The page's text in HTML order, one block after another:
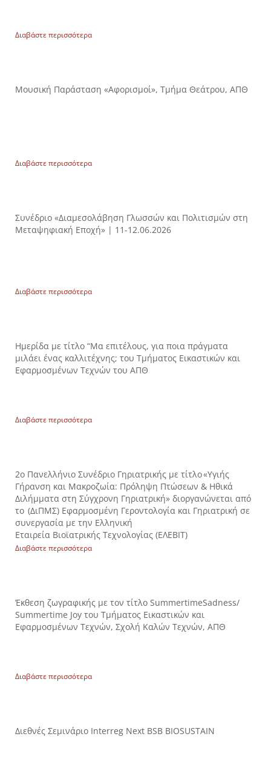
Διαβάστε περισσότερα
Μουσική Παράσταση «Αφορισμοί», Τμήμα Θεάτρου, ΑΠΘ
Διαβάστε περισσότερα
Συνέδριο «Διαμεσολάβηση Γλωσσών και Πολιτισμών στη
Μεταψηφιακή Εποχή» | 11-12.06.2026
Διαβάστε περισσότερα
Ημερίδα με τίτλο “Μα επιτέλους, για ποια πράγματα
μιλάει ένας καλλιτέχνης; του Τμήματος Εικαστικών και
Εφαρμοσμένων Τεχνών του ΑΠΘ
Διαβάστε περισσότερα
2ο Πανελλήνιο Συνέδριο Γηριατρικής με τίτλο «Υγιής
Γήρανση και Μακροζωία: Πρόληψη Πτώσεων & Ηθικά
Διλήμματα στη Σύγχρονη Γηριατρική» διοργανώνεται από
το (ΔιΠΜΣ) Εφαρμοσμένη Γεροντολογία και Γηριατρική σε
συνεργασία με την Ελληνική
Εταιρεία Βιοϊατρικής Τεχνολογίας (ΕΛΕΒΙΤ)
Διαβάστε περισσότερα
Έκθεση ζωγραφικής με τον τίτλο SummertimeSadness/
Summertime Joy του Τμήματος Εικαστικών και
Εφαρμοσμένων Τεχνών, Σχολή Καλών Τεχνών, ΑΠΘ
Διαβάστε περισσότερα
Διεθνές Σεμινάριο Interreg Next BSB BIOSUSTAIN